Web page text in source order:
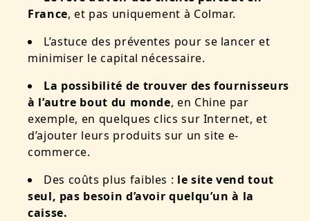
France, et pas uniquement à Colmar.
L’astuce des préventes pour se lancer et
minimiser le capital nécessaire.
La possibilité de trouver des fournisseurs
à l’autre bout du monde, en Chine par
exemple, en quelques clics sur Internet, et
d’ajouter leurs produits sur un site e-
commerce.
Des coûts plus faibles : le site vend tout
seul, pas besoin d’avoir quelqu’un à la
caisse.